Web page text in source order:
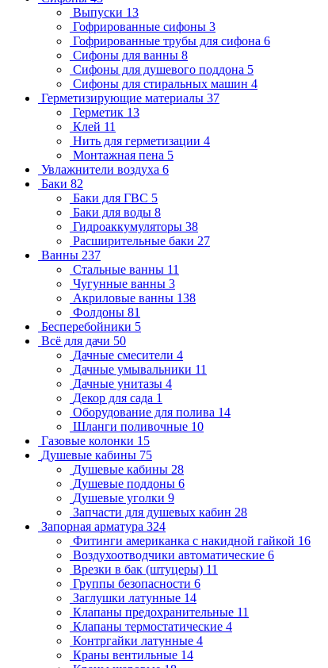
Выпуски 13
Гофрированные сифоны 3
Гофрированные трубы для сифона 6
Сифоны для ванны 8
Сифоны для душевого поддона 5
Сифоны для стиральных машин 4
Герметизирующие материалы 37
Герметик 13
Клей 11
Нить для герметизации 4
Монтажная пена 5
Увлажнители воздуха 6
Баки 82
Баки для ГВС 5
Баки для воды 8
Гидроаккумуляторы 38
Расширительные баки 27
Ванны 237
Стальные ванны 11
Чугунные ванны 3
Акриловые ванны 138
Фолдоны 81
Бесперебойники 5
Всё для дачи 50
Дачные смесители 4
Дачные умывальники 11
Дачные унитазы 4
Декор для сада 1
Оборудование для полива 14
Шланги поливочные 10
Газовые колонки 15
Душевые кабины 75
Душевые кабины 28
Душевые поддоны 6
Душевые уголки 9
Запчасти для душевых кабин 28
Запорная арматура 324
Фитинги американка с накидной гайкой 16
Воздухоотводчики автоматические 6
Врезки в бак (штуцеры) 11
Группы безопасности 6
Заглушки латунные 14
Клапаны предохранительные 11
Клапаны термостатические 4
Контргайки латунные 4
Краны вентильные 14